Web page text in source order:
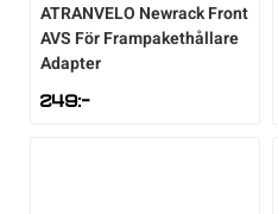
ATRANVELO Newrack Front
AVS För Frampakethållare
Adapter
249:-